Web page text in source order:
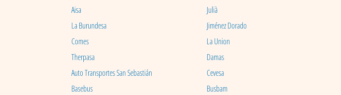
Aisa Julià
La Burundesa
Jiménez Dorado
Comes
La Union
Therpasa
Damas
Auto Transportes San Sebastián
Cevesa
Basebus
Busbam